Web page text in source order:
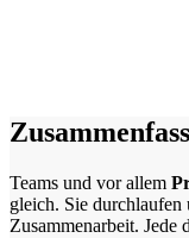
Teams und vor allem
gleich. Sie durchlaufen
Zusammenarbeit. Jede